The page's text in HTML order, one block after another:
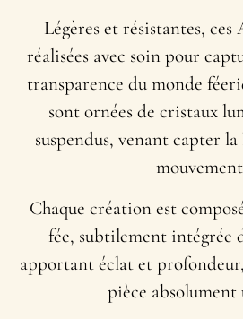
Légères et résistantes, ces
réalisées avec soin pour
transparence du monde
sont ornées de cristaux
suspendus, venant capter
Chaque création est
fée, subtilement intégrée
apportant éclat et
pièce absolument